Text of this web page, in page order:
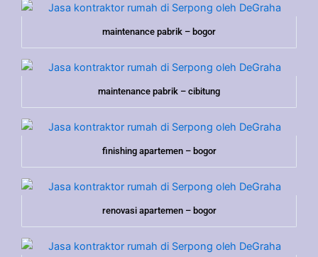
maintenance pabrik – bogor
maintenance pabrik – cibitung
finishing apartemen – bogor
renovasi apartemen – bogor